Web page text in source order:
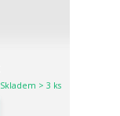
Skladem > 3 ks